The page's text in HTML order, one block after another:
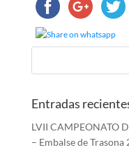
Entradas
LVII CAMPEONATO
– Embalse de Trasona